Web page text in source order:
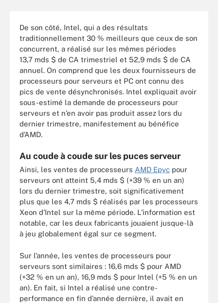
De son côté, Intel, qui a des résultats
traditionnellement 30 % meilleurs que ceux de son
concurrent, a réalisé sur les mêmes périodes
13,7 mds $ de CA trimestriel et 52,9 mds $ de CA
annuel. On comprend que les deux fournisseurs de
processeurs pour serveurs et PC ont connu des
pics de vente désynchronisés. Intel expliquait avoir
sous-estimé la demande de processeurs pour
serveurs et n’en avoir pas produit assez lors du
dernier trimestre, manifestement au bénéfice
d’AMD.
Au coude à coude sur les puces serveur
Ainsi, les ventes de processeurs AMD Epyc pour
serveurs ont atteint 5,4 mds $ (+39 % en un an)
lors du dernier trimestre, soit significativement
plus que les 4,7 mds $ réalisés par les processeurs
Xeon d’Intel sur la même période. L’information est
notable, car les deux fabricants jouaient jusque-là
à jeu globalement égal sur ce segment.
Sur l’année, les ventes de processeurs pour
serveurs sont similaires : 16,6 mds $ pour AMD
(+32 % en un an), 16,9 mds $ pour Intel (+5 % en un
an). En fait, si Intel a réalisé une contre-
performance en fin d’année dernière, il avait en